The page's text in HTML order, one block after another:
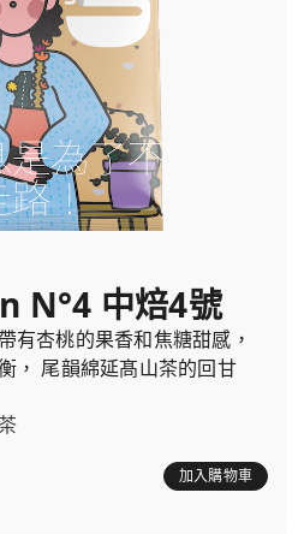
N°4 中焙4號
有杏桃的果香和焦糖甜感，
， 尾韻綿延髙山茶的回甘
加入購物車